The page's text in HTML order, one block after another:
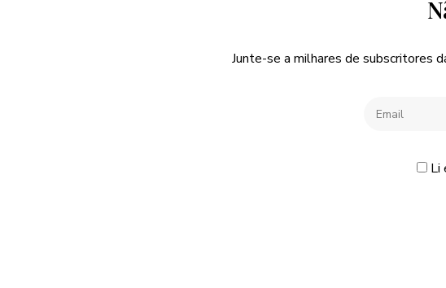
Junte-se a milhares de subscritores
Li